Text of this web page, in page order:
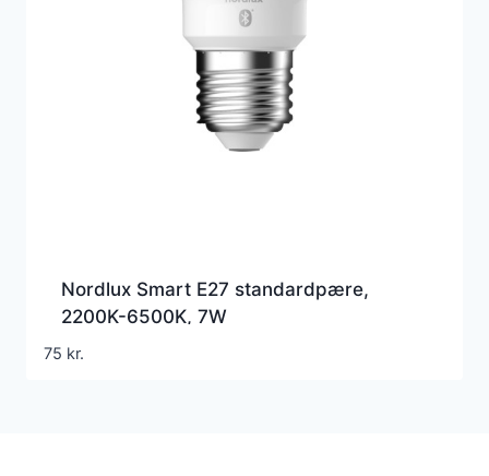
Nordlux Smart E27 standardpære,
2200K-6500K, 7W
75 kr.